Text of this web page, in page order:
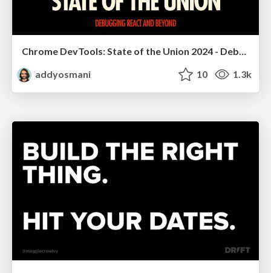
Chrome DevTools: State of the Union 2024 - Debugging React & Beyond
addyosmani
10 1.3k